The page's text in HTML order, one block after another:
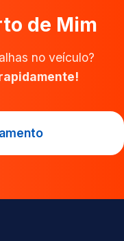
de Mim
no veículo?